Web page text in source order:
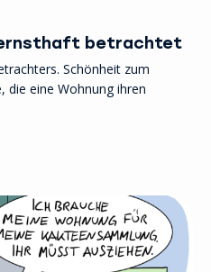
betrachtet
Schönheit zum
die eine Wohnung ihren